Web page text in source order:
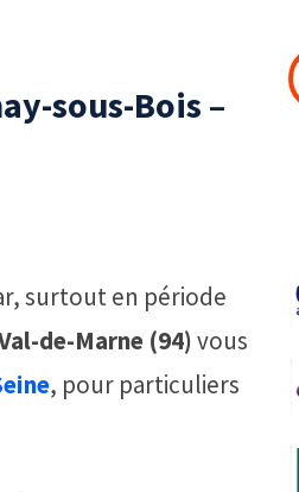
sous-Bois –
surtout en période
de-Marne (94)vous
, pour particuliers